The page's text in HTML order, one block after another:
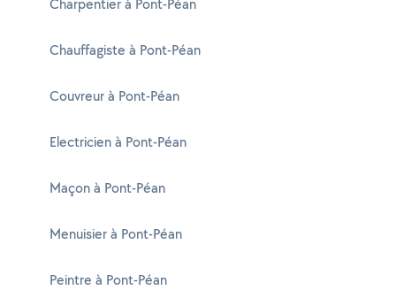
Charpentier à Pont-Péan
Chauffagiste à Pont-Péan
Couvreur à Pont-Péan
Electricien à Pont-Péan
Maçon à Pont-Péan
Menuisier à Pont-Péan
Peintre à Pont-Péan